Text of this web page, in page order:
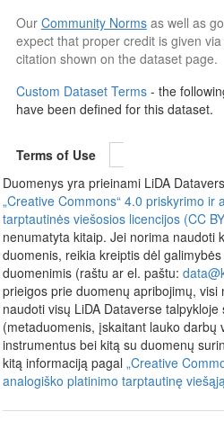
Our Community Normsas well as
expect that proper credit is given
citation shown on the dataset page.
Custom Dataset Terms - the
have been defined for this dataset.
Terms of Use
Duomenys yra prieinami LiDA
„Creative Commons“ 4.0 priskyrimo ir
tarptautinės viešosios licencijos (CC
nenumatyta kitaip. Jei norima naudoti
duomenis, reikia kreiptis dėl
duomenimis (raštu ar el. paštu:
prieigos prie duomenų apribojimų, visi
naudoti visų LiDA Dataverse
(metaduomenis, įskaitant lauko darbų
instrumentus bei kitą su duomenų
kitą informaciją pagal „Creative
analogiško platinimo tarptautinę